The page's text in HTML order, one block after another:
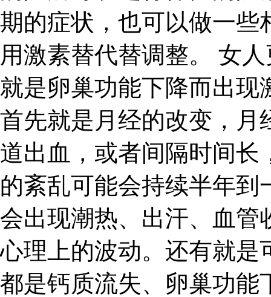
期的症状，也可以做一些
用激素替代替调整。 女
就是卵巢功能下降而出现
首先就是月经的改变，月
道出血，或者间隔时间长
的紊乱可能会持续半年
会出现潮热、出汗、血管
心理上的波动。还有就是
都是钙质流失、卵巢功能